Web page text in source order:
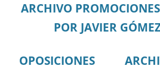
ARCHIVO PROMOCIONES
POR JAVIER
OPOSICIONES